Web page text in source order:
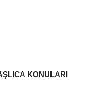
KONULARI